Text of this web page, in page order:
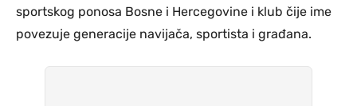
sportskog ponosa Bosne i Hercegovine i klub čije ime
povezuje generacije navijača, sportista i građana.